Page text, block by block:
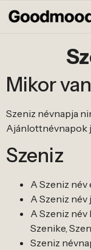
Mikor
Szeniz névnapja
Ajánlottnévnapok
Szeniz
A Szeniz
A Szeniz
A Szeniz név
Szenike,
Szeniz